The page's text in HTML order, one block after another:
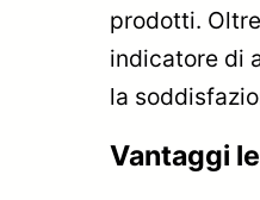
prodotti.
indicatore di
la
Vantaggi